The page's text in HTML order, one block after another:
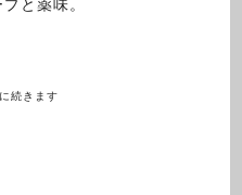
と薬味。
続きます